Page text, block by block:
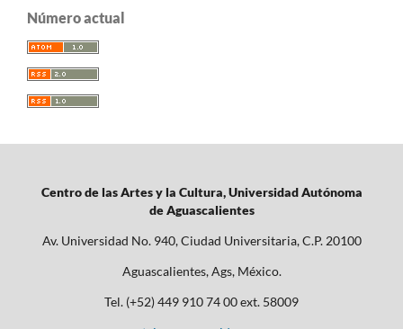
Número actual
Centro de las Artes y la Cultura, Universidad Autónoma
de Aguascalientes
Av. Universidad No. 940, Ciudad Universitaria, C.P. 20100
Aguascalientes, Ags, México.
Tel. (+52) 449 910 74 00 ext. 58009